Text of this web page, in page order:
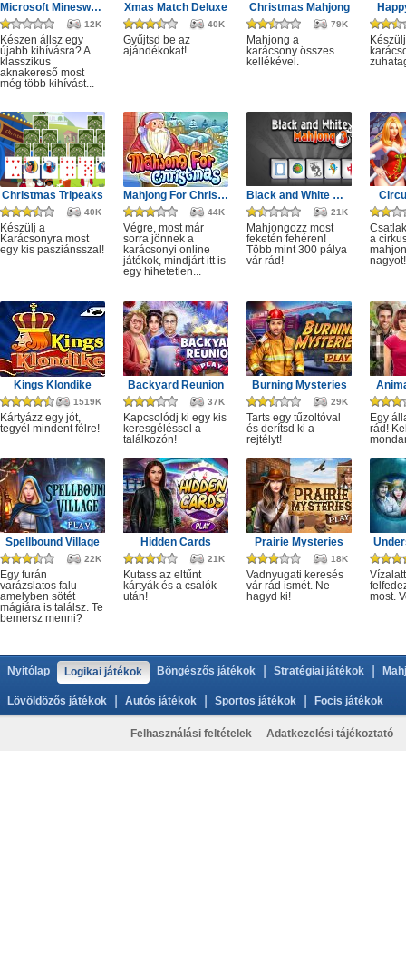
Microsoft Minesweeper
12K
Készen állsz egy
újabb kihívásra? A
klasszikus
aknakereső most
még több kihívást...
Xmas Match Deluxe
40K
Gyűjtsd be az
ajándékokat!
Christmas Mahjong
79K
Mahjong a
karácsony összes
kellékével.
Christmas Tripeaks
40K
Készülj a
Karácsonyra most
egy kis pasziánsszal!
Mahjong For Christmas
44K
Végre, most már
sorra jönnek a
karácsonyi online
játékok, mindjárt itt is
egy hihetetlen...
Black and White Mahjong 3
21K
Mahjongozz most
feketén fehéren!
Több mint 300 pálya
vár rád!
a
nagyot!
Kings Klondike
1519K
Kártyázz egy jót,
tegyél mindent félre!
Backyard Reunion
37K
Kapcsolódj ki egy kis
keresgéléssel a
találkozón!
Burning Mysteries
29K
Tarts egy tűzoltóval
és derítsd ki a
rejtélyt!
Egy
rád!
Spellbound Village
22K
Egy furán
varázslatos falu
amelyben sötét
mágiára is találsz. Te
bemersz menni?
Hidden Cards
21K
Kutass az eltűnt
kártyák és a csalók
után!
Prairie Mysteries
18K
Vadnyugati keresés
vár rád ismét. Ne
hagyd ki!
most.
Nyitólap Logikai játékok Böngészős játékok Stratégiai játékok
Lövöldözős játékok Autós játékok Sportos játékok Focis játékok
Felhasználási feltételek Adatkezelési tájékoztató